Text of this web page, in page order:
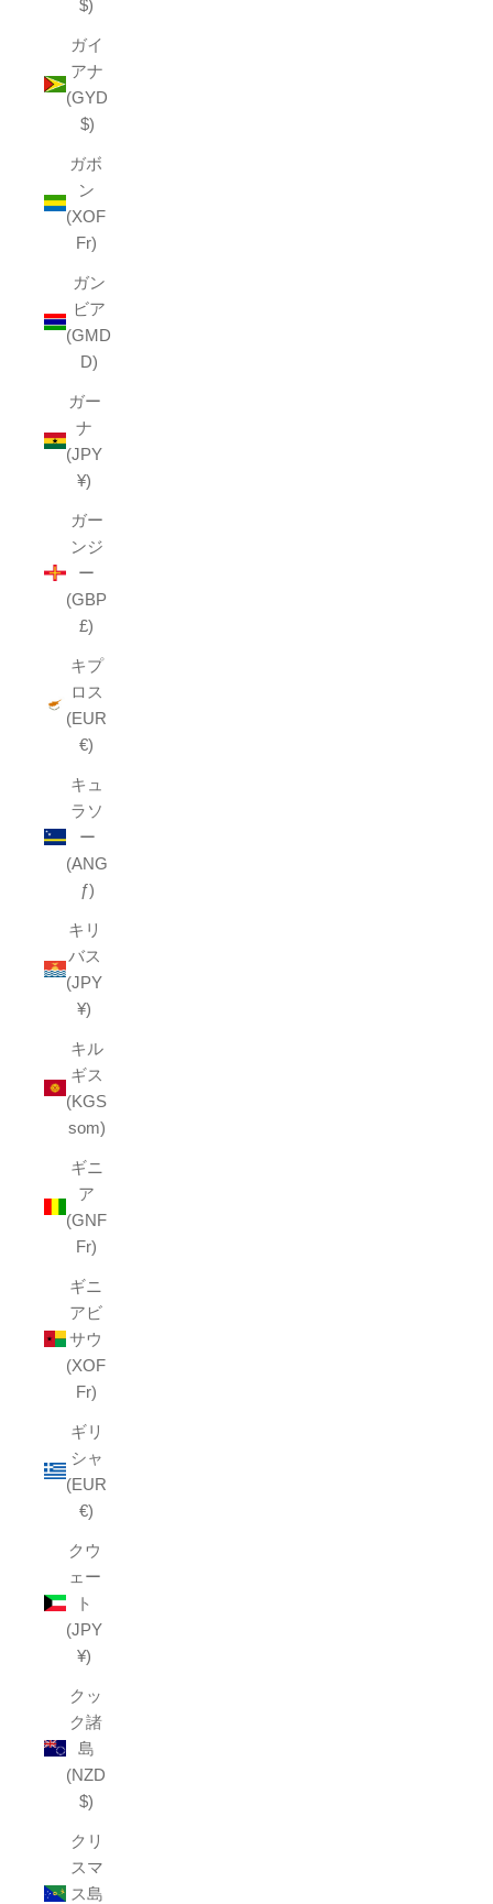
$)
ガイ
アナ
(GYD
$)
ガボ
ン
(XOF
Fr)
ガン
ビア
(GMD
D)
ガー
ナ
(JPY
¥)
ガー
ンジ
ー
(GBP
£)
キプ
ロス
(EUR
€)
キュ
ラソ
ー
(ANG
ƒ)
キリ
バス
(JPY
¥)
キル
ギス
(KGS
som)
ギニ
ア
(GNF
Fr)
ギニ
アビ
サウ
(XOF
Fr)
ギリ
シャ
(EUR
€)
クウ
ェー
ト
(JPY
¥)
クッ
ク諸
島
(NZD
$)
クリ
スマ
ス島